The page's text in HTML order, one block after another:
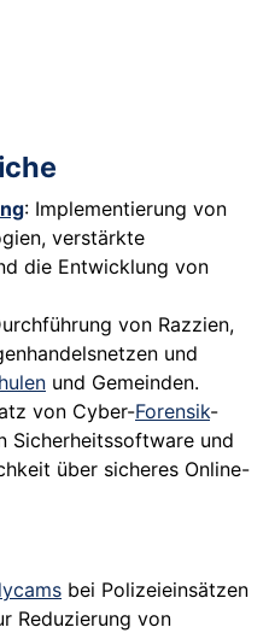
: Implementierung von
verstärkte
die Entwicklung von
von Razzien,
und
und Gemeinden.
von Cyber-Forensik-
Sicherheitssoftware und
über sicheres Online-
bei Polizeieinsätzen
Reduzierung von